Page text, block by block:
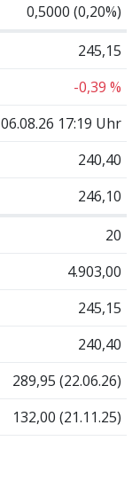
0,5000 (0,20%)
245,15
-0,39 %
06.08.26 17:19 Uhr
240,40
246,10
20
4.903,00
245,15
240,40
289,95 (22.06.26)
132,00 (21.11.25)